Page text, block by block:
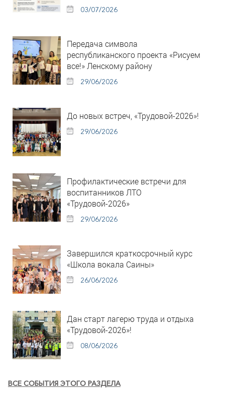
03/07/2026
Передача символа
республиканского проекта «Рисуем
все!» Ленскому району
29/06/2026
До новых встреч, «Трудовой-2026»!
29/06/2026
Профилактические встречи для
воспитанников ЛТО
«Трудовой-2026»
29/06/2026
Завершился краткосрочный курс
«Школа вокала Саины»
26/06/2026
Дан старт лагерю труда и отдыха
«Трудовой-2026»!
08/06/2026
ВСЕ СОБЫТИЯ ЭТОГО РАЗДЕЛА